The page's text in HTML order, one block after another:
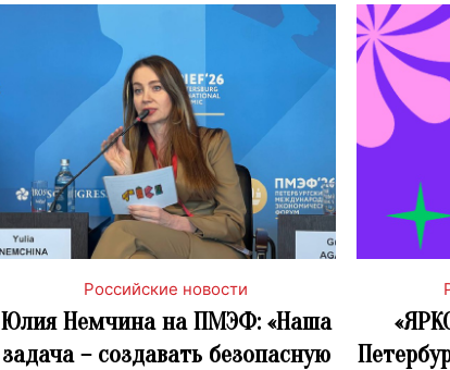
Российские новости
Юлия Немчина на ПМЭФ: «Наша
задача – создавать безопасную